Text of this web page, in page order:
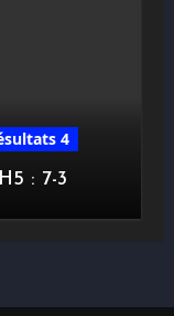
4
: 7-3